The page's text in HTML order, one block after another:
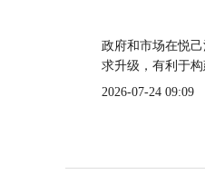
政府和市场在悦
求升级，有利于
2026-07-24 09:09